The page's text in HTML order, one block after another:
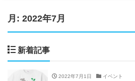
月: 2022年7月
新着記事
2022年7月1日 イベント